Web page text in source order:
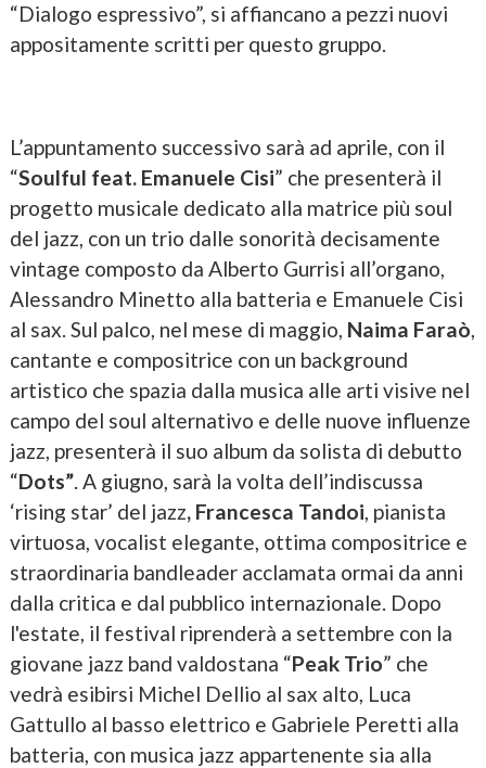
“Dialogo espressivo”, si affiancano a pezzi nuovi
appositamente scritti per questo gruppo.
L’appuntamento successivo sarà ad aprile, con il
“Soulful feat. Emanuele Cisi” che presenterà il
progetto musicale dedicato alla matrice più soul
del jazz, con un trio dalle sonorità decisamente
vintage composto da Alberto Gurrisi all’organo,
Alessandro Minetto alla batteria e Emanuele Cisi
al sax. Sul palco, nel mese di maggio, Naima Faraò,
cantante e compositrice con un background
artistico che spazia dalla musica alle arti visive nel
campo del soul alternativo e delle nuove influenze
jazz, presenterà il suo album da solista di debutto
“Dots”. A giugno, sarà la volta dell’indiscussa
‘rising star’ del jazz, Francesca Tandoi, pianista
virtuosa, vocalist elegante, ottima compositrice e
straordinaria bandleader acclamata ormai da anni
dalla critica e dal pubblico internazionale. Dopo
l'estate, il festival riprenderà a settembre con la
giovane jazz band valdostana “Peak Trio” che
vedrà esibirsi Michel Dellio al sax alto, Luca
Gattullo al basso elettrico e Gabriele Peretti alla
batteria, con musica jazz appartenente sia alla